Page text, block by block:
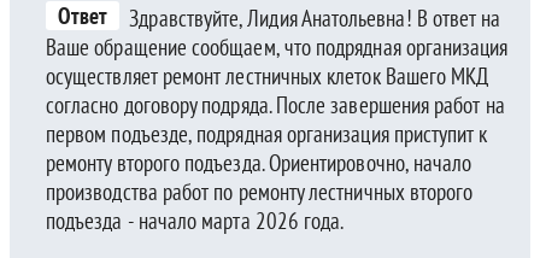
Ответ
Здравствуйте, Лидия Анатольевна! В ответ на
Ваше обращение сообщаем, что подрядная организация
осуществляет ремонт лестничных клеток Вашего МКД
согласно договору подряда. После завершения работ на
первом подъезде, подрядная организация приступит к
ремонту второго подъезда. Ориентировочно, начало
производства работ по ремонту лестничных второго
подъезда - начало марта 2026 года.